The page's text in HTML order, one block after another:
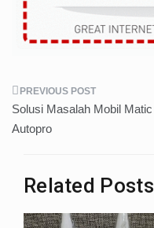
Post
navigation
Solusi Masalah Mobil Matic
Autopro
Related Posts